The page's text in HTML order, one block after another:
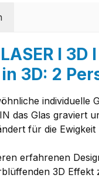
I
3D: 2
individuelle
das Glas graviert
für die Ewigkeit
erfahrenen
3D